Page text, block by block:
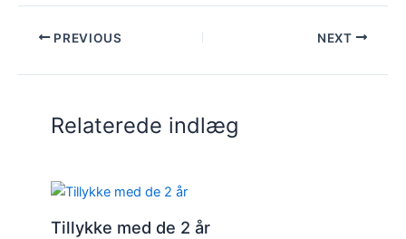
PREVIOUS NEXT
Relaterede indlæg
Tillykke med de 2 år